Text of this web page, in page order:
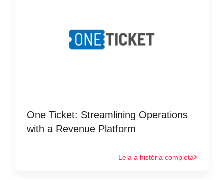
One Ticket: Streamlining Operations
with a Revenue Platform
Leia a história completa